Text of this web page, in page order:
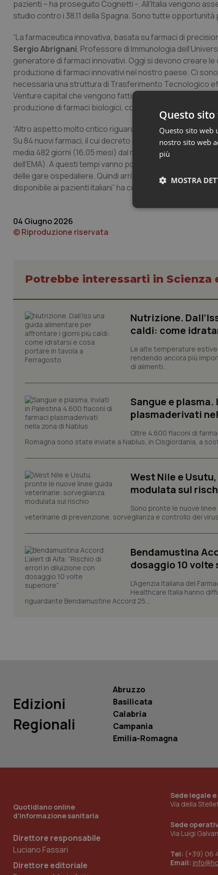
pazienti – ha proseguito Cognetti -. All’Italia vengono
studio contro i 38,11 della Spagna. Sono tutte
“La farmaceutica innovativa, basata su farmaci di
Sergio Abrignani, Professore di Immunologia
generatore di farmaci innovativi. Oggi si devono creare
produzione di farmaci innovativi nel nostro paese. Ci
necessaria una struttura di Trasferimento Tecnologico
Venture capital che vengono fatti nel settore biomedico.
produzione di farmaci biologici, cosa che oggi in Italia è
“Altro aspetto molto critico riguarda la durata
Su 84 nuovi farmaci, il cui decreto di rimborso è stato
media 482 giorni (16,05 mesi) dal momento della
dell’EMA). A questi tempi vanno poi aggiunti quelli di
delle gare ospedaliere. Quindi arriviamo alla fine ad un
disponibile ai pazienti italiani” ha concluso Cognetti.
04 Giugno 2026
© Riproduzione riservata
Potrebbe interessarti in Scienza
Nutrizione.
caldi: come
Le alte temperature
rendendo ancora più
di alimenti...
Sangue e
plasmaderivati
Oltre 4.600 flaconi di
Romagna sono state inviate a Nablus, in Cisgiordania, a
West Nile e
modulata sul
Sono pronte le nuove
veterinarie di prevenzione, sorveglianza e controllo dei
Bendamustina
dosaggio 10 volte
L'Agenzia Italiana del
Healthcare Italia hanno
riguardante Bendamustine Accord 25...
Edizioni
Regionali
Abruzzo
Basilicata
Calabria
Campania
Emilia-Romagna
Quotidiano online
d'informazione sanitaria
Direttore responsabile
Luciano Fassari
Direttore editoriale
Sede legale
Via della
Sede
Via Luigi
Tel: (+39) 06
Email:
Questo
Questo sito web
nostro sito web
più
MOSTRA
Nome
tracking-enable
session-id
_ga
PHPSESSID
tracking-sites-
ironfish-tracking-